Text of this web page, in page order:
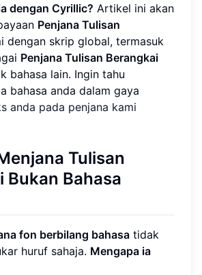
dengan Cyrillic? Artikel ini akan
Penjana Tulisan
dengan skrip global, termasuk
Penjana Tulisan Berangkai
bahasa lain. Ingin tahu
bahasa anda dalam gaya
anda pada penjana kami
Tulisan
Bukan Bahasa
fon berbilang bahasa tidak
huruf sahaja. Mengapa ia